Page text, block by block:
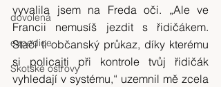
dovolená
expedice
Skotské ostrovy
vyvalila jsem na Freda oči. „Ale ve
Francii nemusíš jezdit s řidičákem.
Stačí ti občanský průkaz, díky kterému
si policajti při kontrole tvůj řidičák
vyhledají v systému,“ uzemnil mě zcela